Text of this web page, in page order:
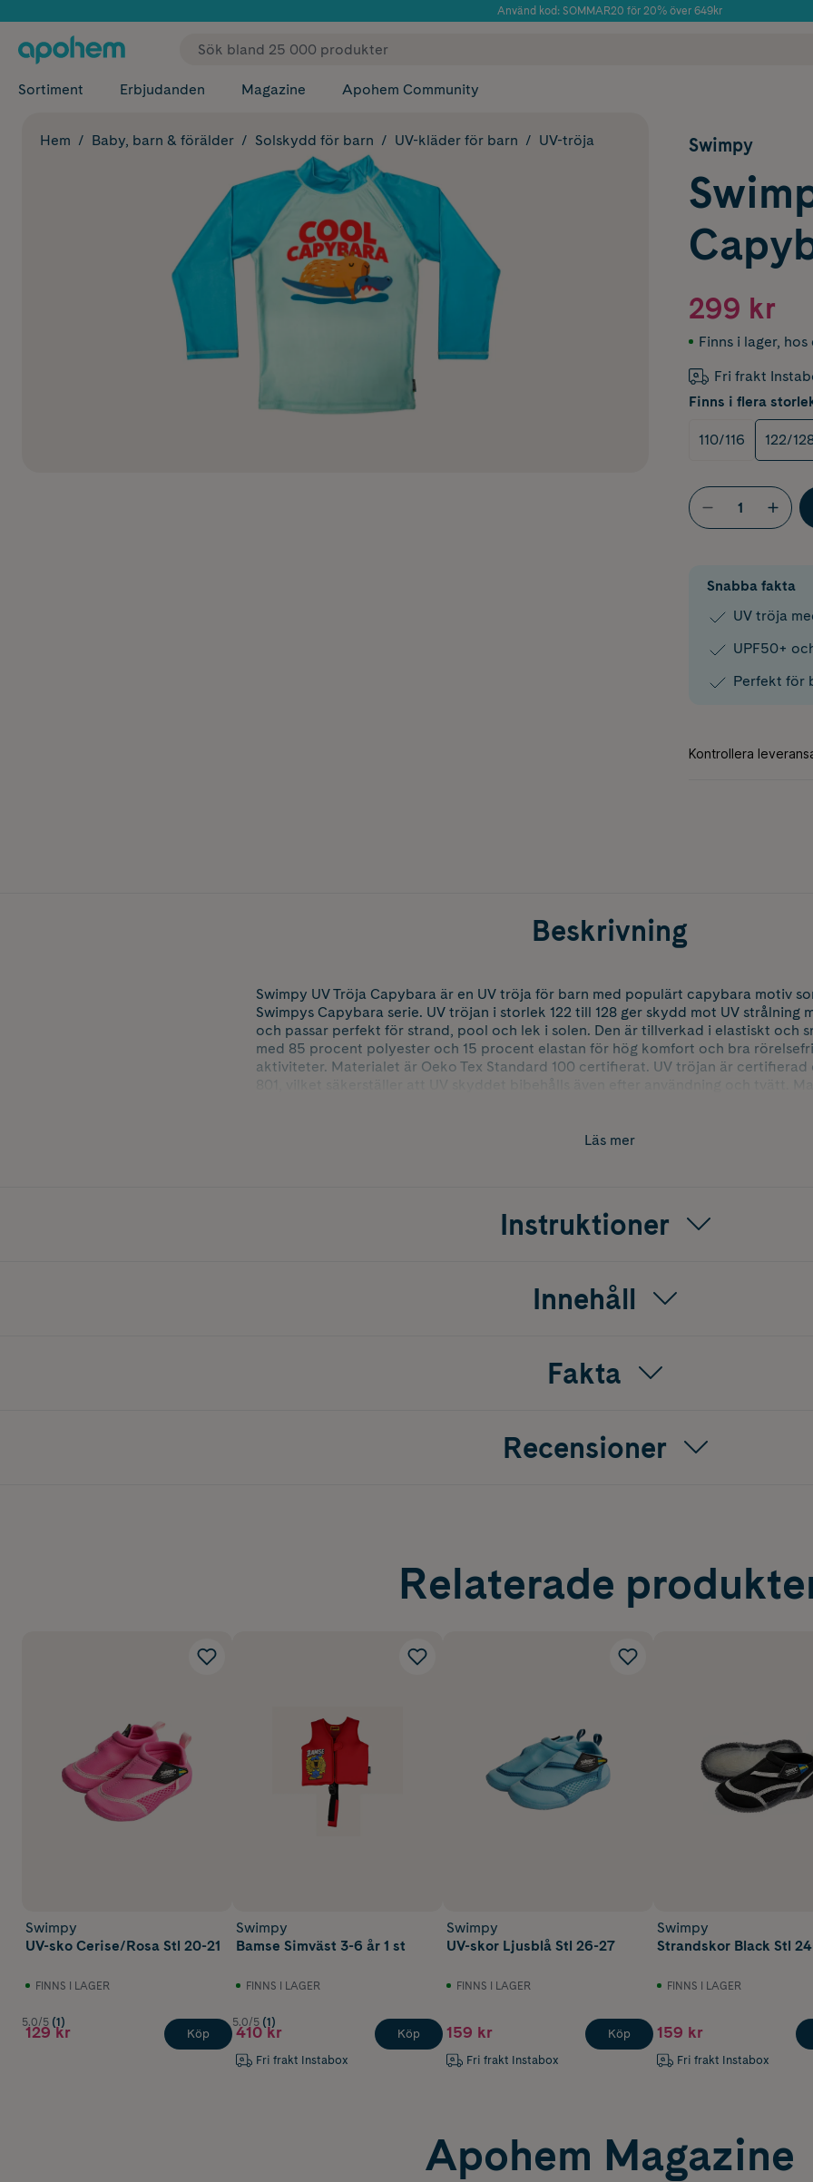
Använd kod: SOMMAR20 för 20% över 649kr
✓ Fri frakt
Sortiment Erbjudanden Magazine Apohem Community
Hem Baby, barn & förälder Solskydd för barn UV-kläder för barn UV-tröja Swimpy
299 kr
Finns i lager, hos
Fri frakt
Finns i flera
110/116 122/
Snabba fakta
UV tröja
UPF50+
Perfekt för
Beskrivning
Swimpy UV Tröja Capybara är en UV tröja för barn med populärt capybara motiv
Swimpys Capybara serie. UV tröjan i storlek 122 till 128 ger skydd mot UV strålning
och passar perfekt för strand, pool och lek i solen. Den är tillverkad i elastiskt och
med 85 procent polyester och 15 procent elastan för hög komfort och bra
aktiviteter. Materialet är Oeko Tex Standard 100 certifierat. UV tröjan är certifierad
801, vilket säkerställer att UV skyddet bibehålls även efter användning och tvätt.
Läs mer
Instruktioner
Innehåll
Fakta
Recensioner
Relaterade
Swimpy
UV-sko Cerise/Rosa Stl 20-21
FINNS I LAGER
5.0/5 (1)
129 kr Köp
Swimpy
Bamse Simväst 3-6 år 1 st
FINNS I LAGER
5.0/5 (1)
410 kr
Fri frakt Instabox
Köp
Swimpy
UV-skor Ljusblå Stl 26-27
FINNS I LAGER
159 kr
Fri frakt Instabox
Köp
Swimpy
Strandskor Black Stl
FINNS I LAGER
159 kr
Fri frakt Instabox
Apohem Magazine